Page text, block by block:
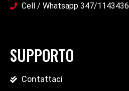
Cell / Whatsapp 347/1143436
SUPPORTO
Contattaci